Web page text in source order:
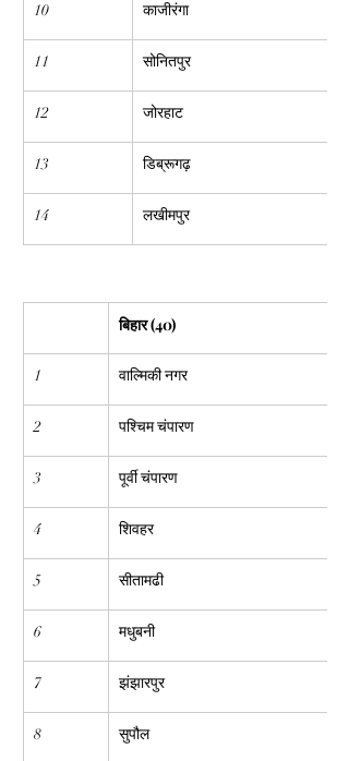
10 काजीरंगा
11 सोनितपुर
12 जोरहाट
13 डिब्रूगढ़
14 लखीमपुर
बिहार (40)
1 वाल्मिकी नगर
2 पश्चिम चंपारण
3 पूर्वी चंपारण
4 शिवहर
5 सीतामढी
6 मधुबनी
7 झंझारपुर
8 सुपौल